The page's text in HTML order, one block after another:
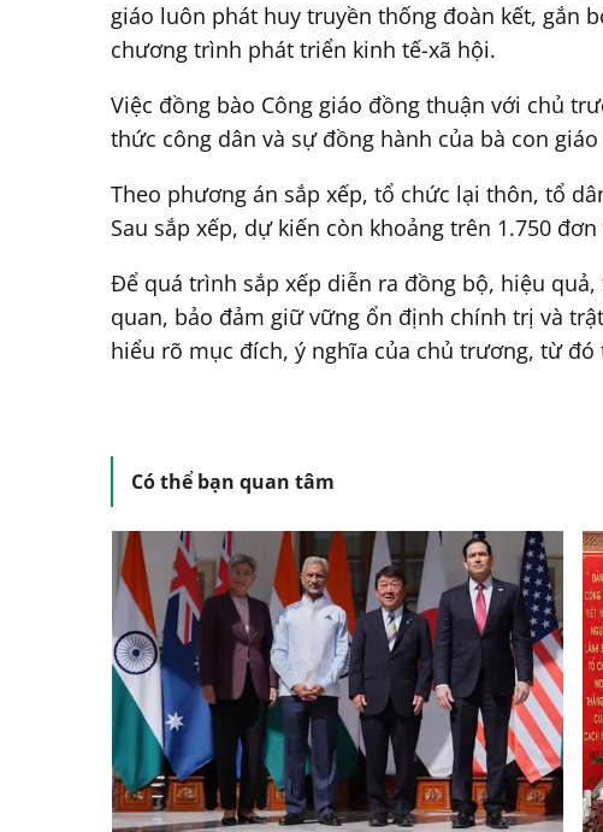
giáo luôn phát huy truyền thống đoàn kết, gắn
chương trình phát triển kinh tế-xã hội.
Việc đồng bào Công giáo đồng thuận với chủ
thức công dân và sự đồng hành của bà con
Theo phương án sắp xếp, tổ chức lại thôn, tổ
Sau sắp xếp, dự kiến còn khoảng trên 1.750
Để quá trình sắp xếp diễn ra đồng bộ, hiệu
quan, bảo đảm giữ vững ổn định chính trị và
hiểu rõ mục đích, ý nghĩa của chủ trương, từ
Có thể bạn quan tâm